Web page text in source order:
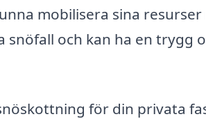
mobilisera sina
och kan ha en trygg
för din privata